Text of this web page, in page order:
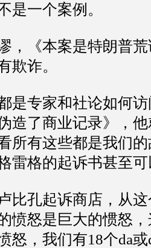
是一个案例。
，《本案是特朗普
欺诈。
是专家和社论如何
造了商业记录》，
所有这些都是我们
雷格的起诉书甚至
比孔起诉商店，从
愤怒是巨大的惯怒
怒，我们有18个da